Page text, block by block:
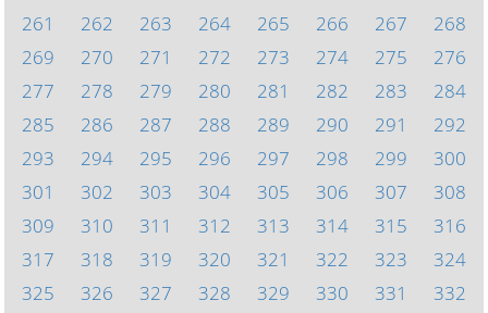
261
262 263 264 265 266 267
268
269
270 271 272 273 274 275
276
277
278 279 280 281 282 283
284
285
286 287 288 289 290 291
292
293
294 295 296 297 298 299
300
301
302 303 304 305 306 307
308
309
310 311 312 313 314 315
316
317
318 319 320 321 322 323
324
325
326 327 328 329 330 331
332